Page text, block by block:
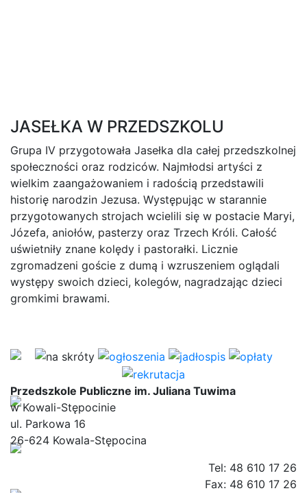
JASEŁKA W PRZEDSZKOLU
Grupa IV przygotowała Jasełka dla całej przedszkolnej
społeczności oraz rodziców. Najmłodsi artyści z
wielkim zaangażowaniem i radością przedstawili
historię narodzin Jezusa. Występując w starannie
przygotowanych strojach wcielili się w postacie Maryi,
Józefa, aniołów, pasterzy oraz Trzech Króli. Całość
uświetniły znane kolędy i pastorałki. Licznie
zgromadzeni goście z dumą i wzruszeniem oglądali
występy swoich dzieci, kolegów, nagradzając dzieci
gromkimi brawami.
Przedszkole Publiczne im. Juliana Tuwima
w Kowali-Stępocinie
ul. Parkowa 16
26-624 Kowala-Stępocina
Tel: 48 610 17 26
Fax: 48 610 17 26